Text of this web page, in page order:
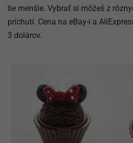
tie menšie. Vybrať si môžeš z
príchutí. Cena na eBay-i a
3 dolárov.